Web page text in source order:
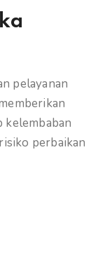
pelayanan
kelembaban
perbaikan